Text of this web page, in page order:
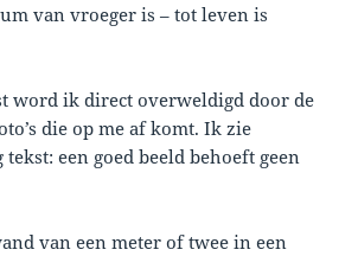
van vroeger is – tot leven is
word ik direct overweldigd door de
die op me af komt. Ik zie
een goed beeld behoeft geen
van een meter of twee in een